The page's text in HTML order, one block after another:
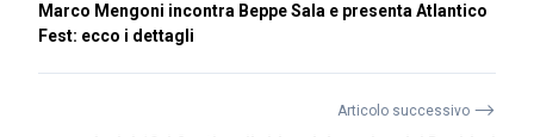
Marco Mengoni incontra Beppe Sala e presenta Atlantico
Fest: ecco i dettagli
Articolo successivo ⟶